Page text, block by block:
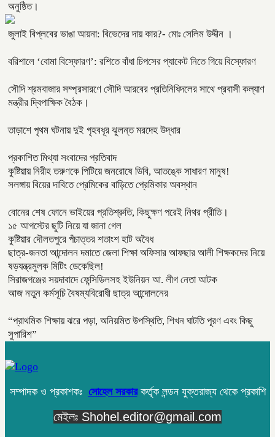
অনুষ্ঠিত।
জুলাই বিপ্লবের ভাঙা আয়না: বিভেদের দায় কার?- মোঃ সেলিম উদ্দীন ।
বরিশালে ‘বোমা বিস্ফোরণ’: রশিতে বাঁধা চিপসের প্যাকেট নিতে গিয়ে বিস্ফোরণ
সৌদি শ্রমবাজার সম্প্রসারণে সৌদি আরবের প্রতিনিধিদলের সাথে প্রবাসী কল্যাণ
মন্ত্রীর দ্বিপাক্ষিক বৈঠক।
তাড়াশে পৃথম ঘটনায় দুই গৃহবধূর ঝুলন্ত মরদেহ উদ্ধার
প্রকাশিত মিথ্যা সংবাদের প্রতিবাদ
কুষ্টিয়ায় নিরীহ তরুণকে পিটিয়ে জনরোষে ডিবি, আতঙ্কে সাধারণ মানুষ!
সলঙ্গায় বিয়ের দাবিতে প্রেমিকের বাড়িতে প্রেমিকার অবস্থান
বোনের শেষ ফোনে ভাইয়ের প্রতিশ্রুতি, কিছুক্ষণ পরেই নিথর প্রীতি।
১৫ আগস্টের ছুটি নিয়ে যা জানা গেল
কুষ্টিয়ার দৌলতপুরে পঁচাত্তর শতাংশ হাট অবৈধ
ছাত্র-জনতা আন্দোলন দমাতে জেলা শিক্ষা অফিসার আফছার আলী শিক্ষকদের নিয়ে
ষড়যন্ত্রমুলক মিটিং ডেকেছিল!
সিরাজগঞ্জের সয়দাবাদে ফেন্সিডিলসহ ইউনিয়ন আ. লীগ নেতা আটক
আজ নতুন কর্মসূচি বৈষম্যবিরোধী ছাত্র আন্দোলনের
“প্রাথমিক শিক্ষায় ঝরে পড়া, অনিয়মিত উপস্থিতি, শিখন ঘাটতি পূরণ এবং কিছু
সুপারিশ”
সম্পাদক ও প্রকাশকঃ সোহেল সরকারকর্তৃক লন্ডন যুক্তরাজ্য থেকে প্রকাশি
মেইলঃ Shohel.editor@gmail.com